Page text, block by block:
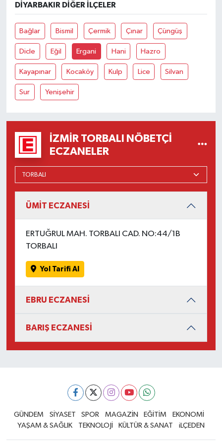
DIYARBAKIR DIĞER İLÇELER
Bağlar Bismil Çermik Çınar Çüngüş
Dicle Eğil Ergani Hani Hazro
Kayapınar Kocaköy Kulp Lice Silvan
Sur Yenişehir
İZMIR TORBALI NÖBETÇI
ECZANELER
ÜMİT ECZANESİ
ERTUĞRUL MAH. TORBALI CAD. NO:44/1B
TORBALI
Yol Tarifi Al
EBRU ECZANESİ
BARIŞ ECZANESİ
GÜNDEM SİYASET SPOR MAGAZİN EĞİTİM
EKONOMİ
YAŞAM & SAĞLIK
TEKNOLOJİ KÜLTÜR & SANAT iLÇEDEN